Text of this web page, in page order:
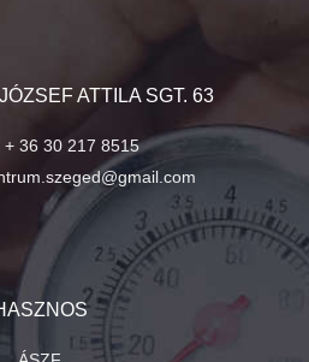
ATTILA SGT. 63
+ 36 30 217 8515